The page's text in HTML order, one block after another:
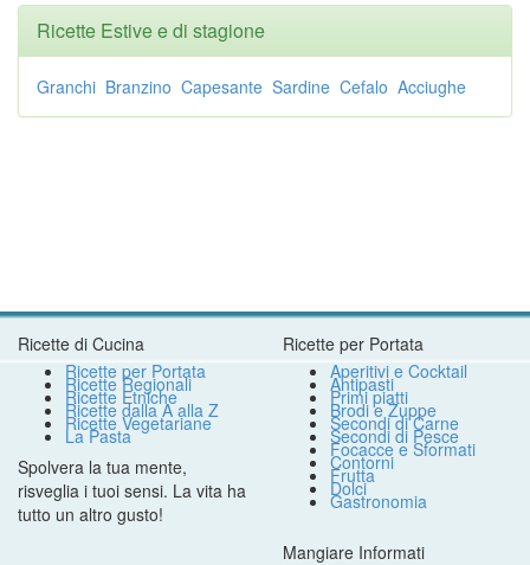
Ricette Estive e di stagione
Granchi Branzino Capesante Sardine Cefalo Acciughe
Ricette di Cucina
Ricette per Portata
Ricette Regionali
Ricette Etniche
Ricette dalla A alla Z
Ricette Vegetariane
La Pasta
Spolvera la tua mente,
risveglia i tuoi sensi. La vita ha
tutto un altro gusto!
Ricette per Portata
Aperitivi e Cocktail
Antipasti
Primi piatti
Brodi e Zuppe
Secondi di Carne
Secondi di Pesce
Focacce e Sformati
Contorni
Frutta
Dolci
Gastronomia
Mangiare Informati